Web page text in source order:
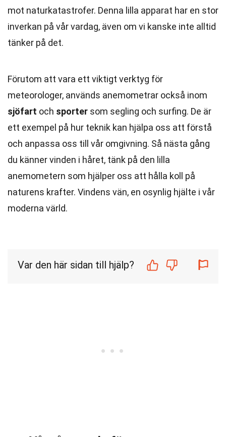
mot naturkatastrofer. Denna lilla apparat har en stor
inverkan på vår vardag, även om vi kanske inte alltid
tänker på det.
Förutom att vara ett viktigt verktyg för
meteorologer, används anemometrar också inom
sjöfart och sporter som segling och surfing. De är
ett exempel på hur teknik kan hjälpa oss att förstå
och anpassa oss till vår omgivning. Så nästa gång
du känner vinden i håret, tänk på den lilla
anemometern som hjälper oss att hålla koll på
naturens krafter. Vindens vän, en osynlig hjälte i vår
moderna värld.
Var den här sidan till hjälp?